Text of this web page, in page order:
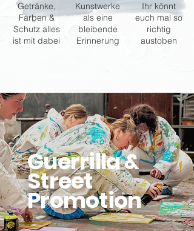
Getränke,
Farben &
Schutz alles
ist mit dabei
Kunstwerke
als eine
bleibende
Erinnerung
Ihr könnt
euch mal so
richtig
austoben
Guerrilla &
Street
Promotion